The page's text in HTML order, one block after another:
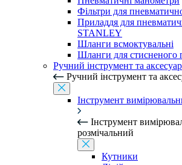
Фільтри для
Приладдя для
STANLEY
Шланги всмоктувальні
Шланги для стисненого
Ручний інструмент та
Ручний інструмент та
Інструмент
Інструмент
розмічальний
Кутники